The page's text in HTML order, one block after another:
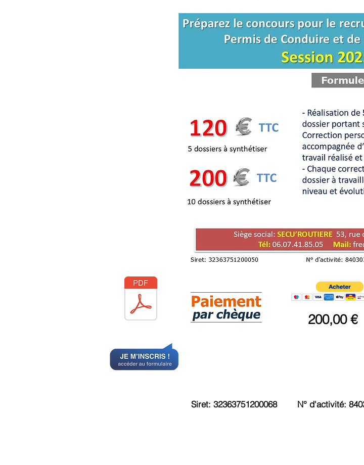
200,00 €
Siret: 32363751200068 N° d'activité: